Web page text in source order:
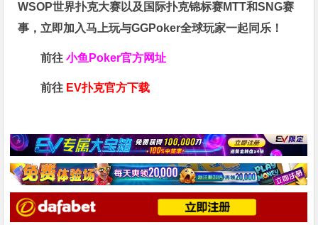
WSOP世界扑克大赛以及国际扑克锦标赛MTT和SNG赛
事，立即加入马上玩与GGPoker全球玩家一起同乐！
前往小鱼Poker官方网址
前往 EV扑克官方下载